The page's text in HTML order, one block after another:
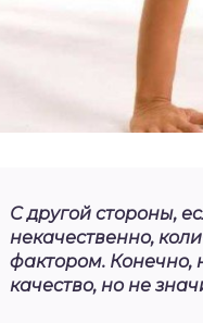
С другой стороны,
некачественно,
фактором. Конечно,
качество, но не